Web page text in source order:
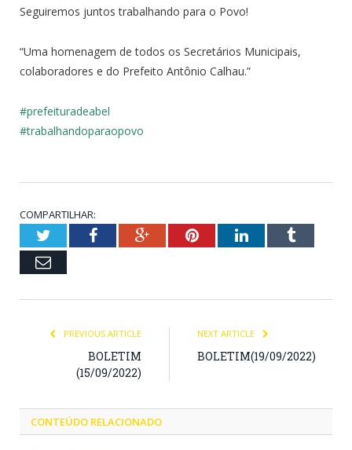
Seguiremos juntos trabalhando para o Povo!
“Uma homenagem de todos os Secretários Municipais,
colaboradores e do Prefeito Antônio Calhau.”
#prefeituradeabel
#trabalhandoparaopovo
COMPARTILHAR:
TwitterFacebookGoogle+PinterestLinkedInTumblr
Email
PREVIOUS ARTICLE
BOLETIM
(15/09/2022)
NEXT ARTICLE
BOLETIM(19/09/2022)
CONTEÚDO RELACIONADO